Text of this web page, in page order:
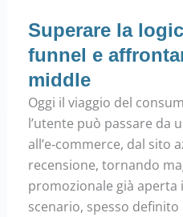
Superare la
funnel e
middle
Oggi il viaggio del
l’utente può passare da
all’e‑commerce, dal sito
recensione, tornando
promozionale già aperta
scenario, spesso